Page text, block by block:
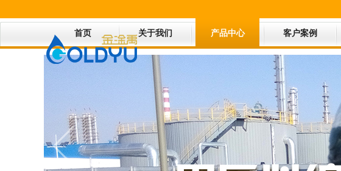
首页 关于我们 产品中心 客户案例